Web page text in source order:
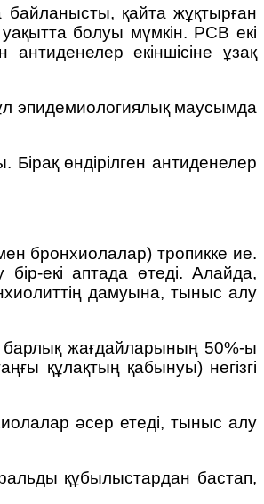
қайта жұқтырған
болуы мүмкін. РСВ екі
екіншісіне ұзақ
эпидемиологиялық маусымда
өндірілген антиденелер
бронхиолалар) тропикке ие.
екі аптада өтеді. Алайда,
дамуына, тыныс алу
барлық жағдайларының 50%-ы
құлақтың қабынуы) негізгі
әсер етеді, тыныс алу
құбылыстардан бастап,